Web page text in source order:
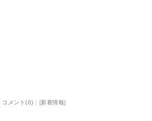
コメント(0) ：[新着情報]